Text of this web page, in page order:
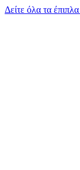
Δείτε όλα τα έπιπλα